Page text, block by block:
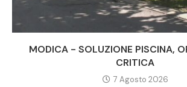
MODICA - SOLUZIONE PISCINA,
CRITICA
7 Agosto 2026